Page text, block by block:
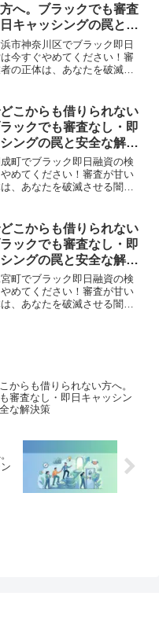
。
へ。ブラックでも審査
キャッシングの罠と安
浜市神奈川区でブラック即日
今すぐやめてください！審
の正体は、あなたを破滅さ
奈川区で違法業者を避け、
抜け出した方々の実体験と
を完全公開。
こからも借りられない
ックでも審査なし・即
ングの罠と安全な解決
成町でブラック即日融資の検
めてください！審査が甘い
、あなたを破滅させる闇金
を避け、借金地獄から抜け
実体験と確実な解決策を完
こからも借りられない
ックでも審査なし・即
ングの罠と安全な解決
宮町でブラック即日融資の検
めてください！審査が甘い
、あなたを破滅させる闇金
からも借りられない方へ。
審査なし・即日キャッシン
な解決策